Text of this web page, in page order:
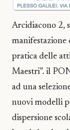
Arcidiacono 2,
manifestazione
pratica delle
Maestri”. il
ad una
nuovi modelli
dispersione